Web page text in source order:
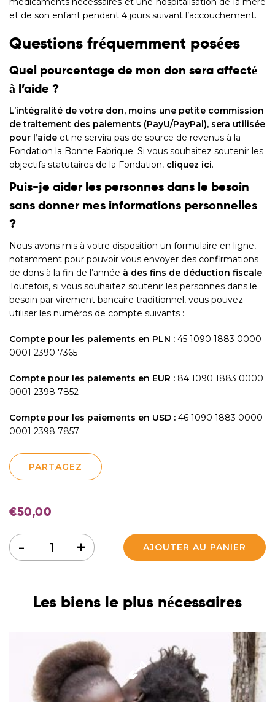
et de son enfant pendant 4 jours suivant l’accouchement.
Questions fréquemment posées
Quel pourcentage de mon don sera affecté
à l’aide ?
L’intégralité de votre don, moins une petite commission
de traitement des paiements (PayU/PayPal), sera utilisée
pour l’aide et ne servira pas de source de revenus à la
Fondation la Bonne Fabrique. Si vous souhaitez soutenir les
objectifs statutaires de la Fondation, cliquez ici.
Puis-je aider les personnes dans le besoin
sans donner mes informations personnelles
?
Nous avons mis à votre disposition un formulaire en ligne,
notamment pour pouvoir vous envoyer des confirmations
de dons à la fin de l’année à des fins de déduction fiscale.
Toutefois, si vous souhaitez soutenir les personnes dans le
besoin par virement bancaire traditionnel, vous pouvez
utiliser les numéros de compte suivants :
Compte pour les paiements en PLN : 45 1090 1883 0000
0001 2390 7365
Compte pour les paiements en EUR : 84 1090 1883 0000
0001 2398 7852
Compte pour les paiements en USD : 46 1090 1883 0000
0001 2398 7857
PARTAGEZ
€50,00
Quantité +
- AJOUTER AU PANIER
Les biens le plus nécessaires